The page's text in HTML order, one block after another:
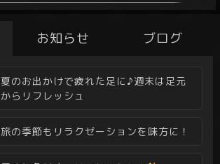
お知らせ ブログ
夏のお出かけで疲れた足に♪週末は足元
からリフレッシュ
旅の季節もリラクゼーションを味方に！